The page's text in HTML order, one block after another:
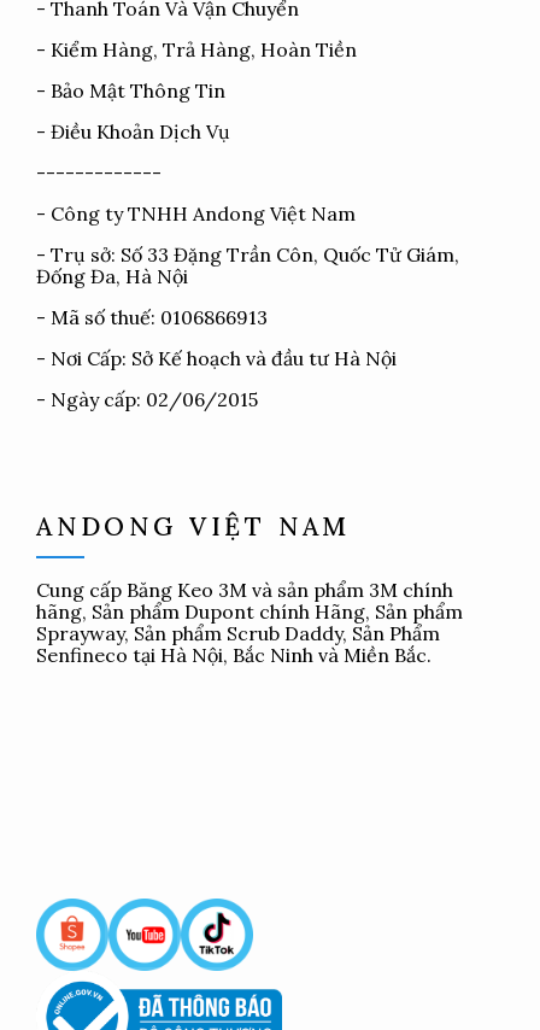
- Thanh Toán Và Vận Chuyển
- Kiểm Hàng, Trả Hàng, Hoàn Tiền
- Bảo Mật Thông Tin
- Điều Khoản Dịch Vụ
-------------
- Công ty TNHH Andong Việt Nam
- Trụ sở: Số 33 Đặng Trần Côn, Quốc Tử Giám,
Đống Đa, Hà Nội
- Mã số thuế: 0106866913
- Nơi Cấp: Sở Kế hoạch và đầu tư Hà Nội
- Ngày cấp: 02/06/2015
ANDONG VIỆT NAM
Cung cấp Băng Keo 3M và sản phẩm 3M chính
hãng, Sản phẩm Dupont chính Hãng, Sản phẩm
Sprayway, Sản phẩm Scrub Daddy, Sản Phẩm
Senfineco tại Hà Nội, Bắc Ninh và Miền Bắc.